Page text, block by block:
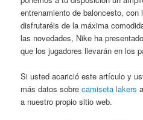
entrenamiento de baloncesto,
disfrutaréis de la máxima
las novedades, Nike ha
que los jugadores llevarán en los
Si usted acarició este artículo y
más datos sobrecamiseta lakers
a nuestro propio sitio web.